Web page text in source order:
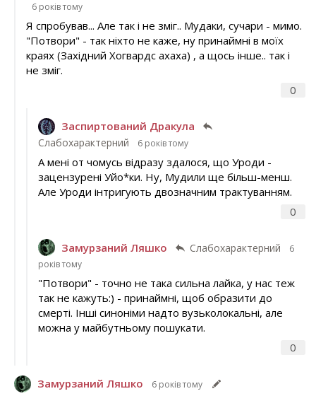
6 років тому
0
Я спробував... Але так і не зміг.. Мудаки, сучари - мимо.
"Потвори" - так ніхто не каже, ну принаймні в моїх
краях (Західний Хогвардс ахаха) , а щось інше.. так і
не зміг.
Заспиртований Дракула
Слабохарактерний 6 років тому
0
А мені от чомусь відразу здалося, що Уроди -
зацензурені Уйо*ки. Ну, Мудили ще більш-менш.
Але Уроди інтригують двозначним трактуванням.
Замурзаний Ляшко Слабохарактерний
6
років тому
0
"Потвори" - точно не така сильна лайка, у нас теж
так не кажуть:) - принаймні, щоб образити до
смерті. Інші синоніми надто вузьколокальні, але
можна у майбутньому пошукати.
Замурзаний Ляшко 6 років тому